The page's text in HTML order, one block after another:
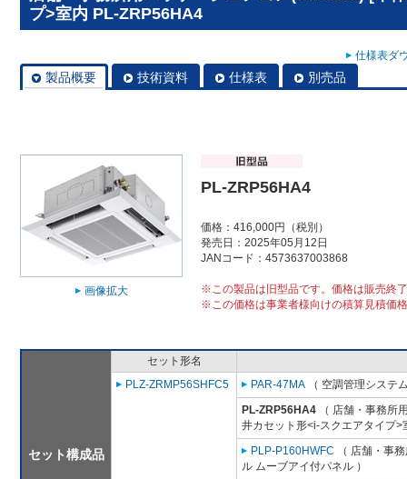
プ>室内 PL-ZRP56HA4
仕様表ダ
製品概要 技術資料 仕様表 別売品
画像拡大
PL-ZRP56HA4
価格：416,000円（税別）
発売日：2025年05月12日
JANコード：4573637003868
※この製品は旧型品です。価格は販売終
※この価格は事業者様向けの積算見積価
セット構成品
セット形名
PLZ-ZRMP56SHFC5
PAR-47MA （ 空調管理システ
PL-ZRP56HA4 （ 店舗・事務所
井カセット形<i-スクエアタイプ>
PLP-P160HWFC （ 店舗・事
ル ムーブアイ付パネル ）